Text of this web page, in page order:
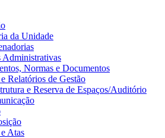
da Unidade
Administrativas
Normas e Documentos
Relatórios de Gestão
e Reserva de Espaços/Auditório
Atas